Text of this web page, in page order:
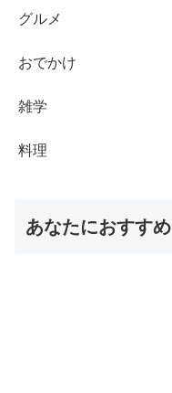
グルメ
おでかけ
雑学
料理
あなたにおすすめ